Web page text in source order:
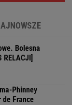
Bolesna
Phinney
de France